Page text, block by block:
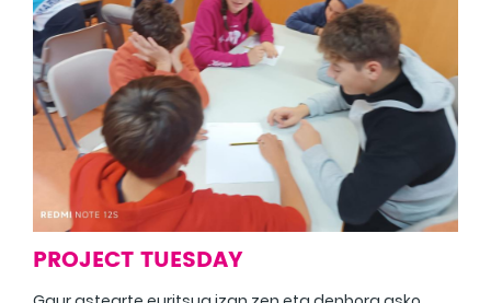
cosas que han podido encontrar.
PROJECT TUESDAY